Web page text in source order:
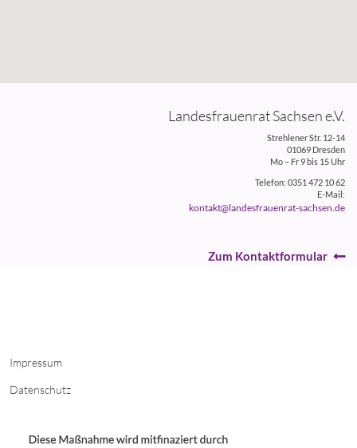
Landesfrauenrat Sachsen e.V.
Strehlener Str. 12-14
01069 Dresden
Mo – Fr 9 bis 15 Uhr
Telefon: 0351 472 10 62
E-Mail:
kontakt@landesfrauenrat-sachsen.de
Zum Kontaktformular
Impressum
Datenschutz